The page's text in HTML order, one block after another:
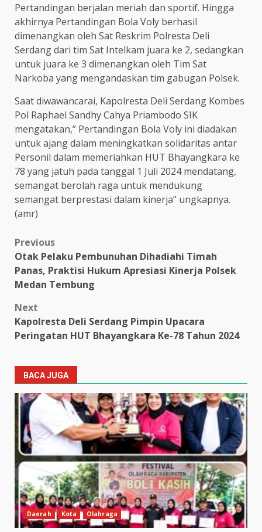
Pertandingan berjalan meriah dan sportif. Hingga
akhirnya Pertandingan Bola Voly berhasil
dimenangkan oleh Sat Reskrim Polresta Deli
Serdang dari tim Sat Intelkam juara ke 2, sedangkan
untuk juara ke 3 dimenangkan oleh Tim Sat
Narkoba yang mengandaskan tim gabugan Polsek.
Saat diwawancarai, Kapolresta Deli Serdang Kombes
Pol Raphael Sandhy Cahya Priambodo SIK
mengatakan,” Pertandingan Bola Voly ini diadakan
untuk ajang dalam meningkatkan solidaritas antar
Personil dalam memeriahkan HUT Bhayangkara ke
78 yang jatuh pada tanggal 1 Juli 2024 mendatang,
semangat berolah raga untuk mendukung
semangat berprestasi dalam kinerja” ungkapnya.
(amr)
Post
navigation
Previous
Otak Pelaku Pembunuhan Dihadiahi Timah
Panas, Praktisi Hukum Apresiasi Kinerja Polsek
Medan Tembung
Next
Kapolresta Deli Serdang Pimpin Upacara
Peringatan HUT Bhayangkara Ke-78 Tahun 2024
BACA JUGA
Daerah Kota Olahraga